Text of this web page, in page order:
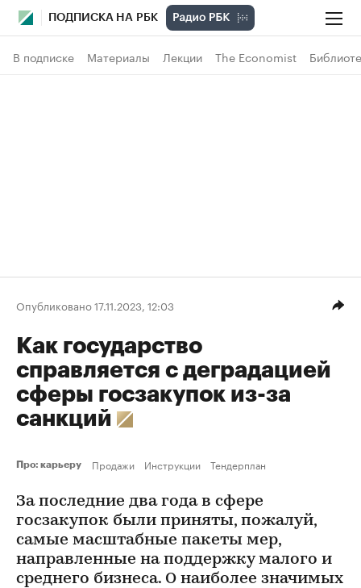
ПОДПИСКА НА РБК
В подписке Материалы Лекции The Economist
Опубликовано 17.11.2023, 12:03
Как государство
справляется с деградацией
сферы госзакупок из-за
санкций
Про: карьеру Продажи Инструкции Тендерплан
За последние два года в сфере
госзакупок были приняты, пожалуй,
самые масштабные пакеты мер,
направленные на поддержку малого и
среднего бизнеса. О наиболее значимых